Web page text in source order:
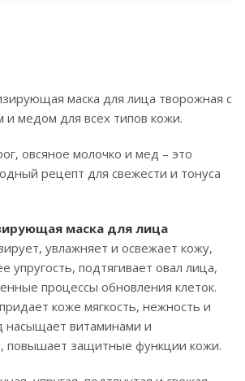
маска для лица творожная с
и медом для всех типов кожи.
овсяное молочко и мед – это
рецепт для свежести и тонуса
маска для лица
увлажняет и освежает кожу,
упругость, подтягивает овал лица,
процессы обновления клеток.
коже мягкость, нежность и
насыщает витаминами и
повышает защитные функции кожи.